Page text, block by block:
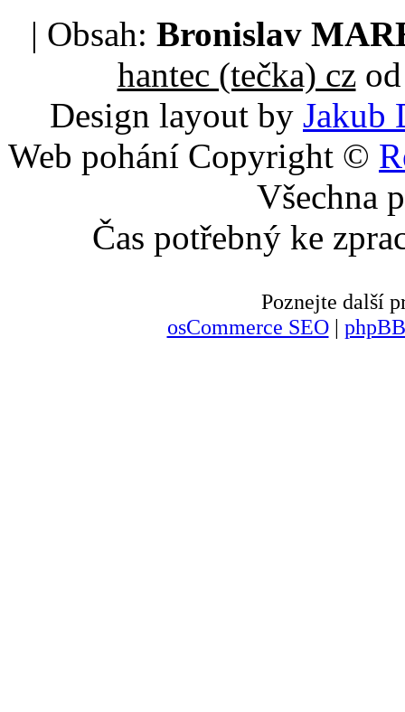
| Obsah: Bronislav
hantec (tečka) czod
Design layout by Jakub
Web pohání Copyright ©
Všechna
Čas potřebný ke
Poznejte další
osCommerce SEO|